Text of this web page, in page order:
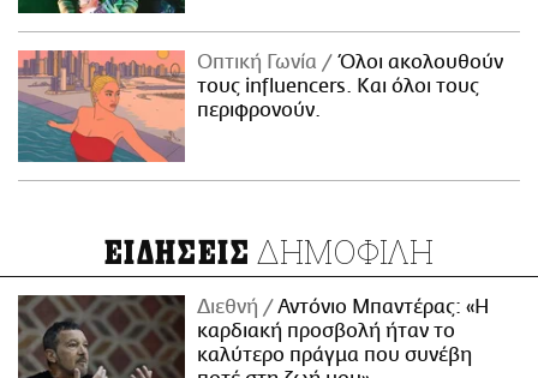
Οπτική Γωνία
Όλοι ακολουθούν
τους influencers. Και όλοι τους
περιφρονούν.
ΕΙΔΗΣΕΙΣ ΔΗΜΟΦΙΛΗ
Διεθνή
Αντόνιο Μπαντέρας: «Η
καρδιακή προσβολή ήταν το
καλύτερο πράγμα που συνέβη